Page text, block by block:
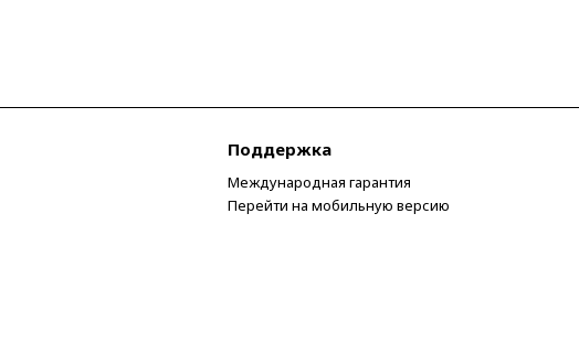
Поддержка
Международная гарантия
Перейти на мобильную версию